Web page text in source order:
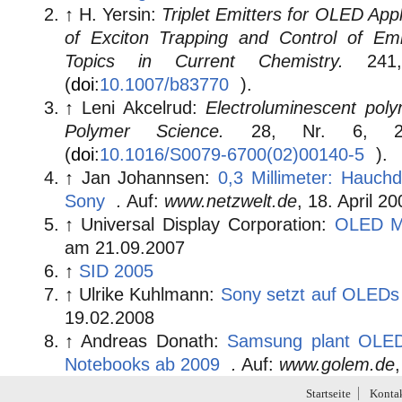
↑ H. Yersin: Triplet Emitters for OLED
of Exciton Trapping and Control of
Topics in Current Chemistry.
(doi:10.1007/b83770
).
↑ Leni Akcelrud:Electroluminescent
Polymer Science.
28, Nr. 6,
(doi:10.1016/S0079-6700(02)00140-5
).
↑ Jan Johannsen:0,3 Millimeter:
Sony
. Auf: www.netzwelt.de, 18. April
↑ Universal Display Corporation: OLED
am 21.09.2007
↑ SID 2005
↑ Ulrike Kuhlmann: Sony setzt auf OLEDs
19.02.2008
↑ Andreas Donath: Samsung plant
Notebooks ab 2009
. Auf: www.golem.de
Startseite